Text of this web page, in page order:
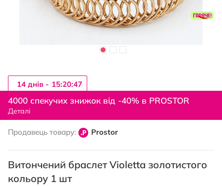
Перейти
до
початку
галереї
4000 спекучих знижок від -40% в PROSTOR
Деталі
14 днiв - 15:20:46
Продавець товару: Prostor
Витончений браслет Violetta золотистого
кольору 1 шт